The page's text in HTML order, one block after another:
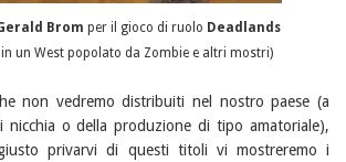
Brom per il gioco di ruolo Deadlands
un West popolato da Zombie e altri mostri)
non vedremo distribuiti nel nostro paese (a
nicchia o della produzione di tipo amatoriale),
privarvi di questi titoli vi mostreremo i